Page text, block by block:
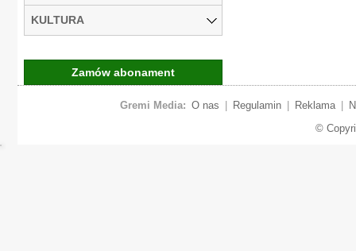
KULTURA
Zamów abonament
Gremi Media: O nas Regulamin Reklama
©